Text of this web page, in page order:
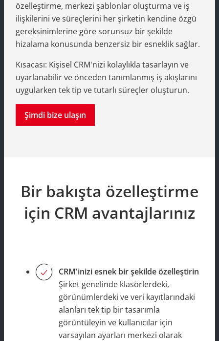
özelleştirme, merkezi şablonlar oluşturma ve iş
ilişkilerini ve süreçlerini her şirketin kendine özgü
gereksinimlerine göre sorunsuz bir şekilde
hizalama konusunda benzersiz bir esneklik sağlar.
Kısacası: Kişisel CRM'nizi kolaylıkla tasarlayın ve
uyarlanabilir ve önceden tanımlanmış iş akışlarını
uygularken tek tip ve tutarlı süreçler oluşturun.
Şimdi bize ulaşın
Bir bakışta özelleştirme
için CRM avantajlarınız
CRM'inizi esnek bir şekilde özelleştirin
Şirket genelinde klasörlerdeki,
görünümlerdeki ve veri kayıtlarındaki
alanları tek tip bir tasarımla
görüntüleyin ve kullanıcılar için
varsayılan ayarları merkezi olarak